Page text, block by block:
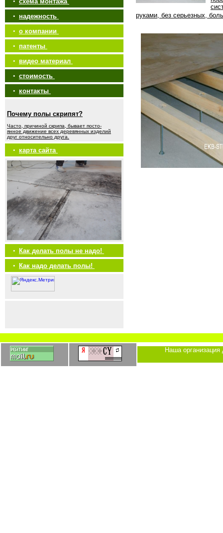
• надежность
• о компании
• патенты
• видео материал
• стоимость
• контакты
Почему полы скрипят?
Часто, причиной скрипа, бывает посто-
янное движение всех деревянных изделий
друг относительно друга.
• карта сайта
•
Как делать полы не надо!
•
Как надо делать полы!
руками, без серьезных,
Наша